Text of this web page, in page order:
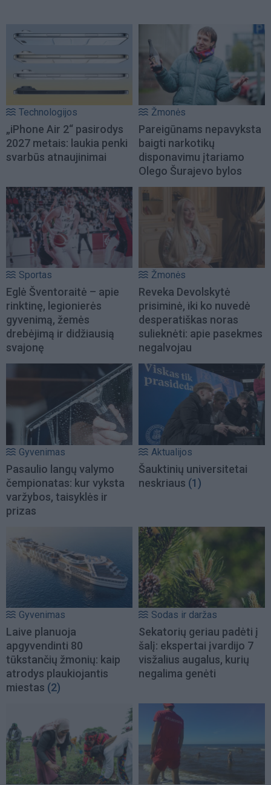
Technologijos
„iPhone Air 2“ pasirodys
2027 metais: laukia penki
svarbūs atnaujinimai
Žmonės
Pareigūnams nepavyksta
baigti narkotikų
disponavimu įtariamo
Olego Šurajevo bylos
Sportas
Eglė Šventoraitė – apie
rinktinę, legionierės
gyvenimą, žemės
drebėjimą ir didžiausią
svajonę
Žmonės
Reveka Devolskytė
prisiminė, iki ko nuvedė
desperatiškas noras
sulieknėti: apie pasekmes
negalvojau
Gyvenimas
Pasaulio langų valymo
čempionatas: kur vyksta
varžybos, taisyklės ir
prizas
Aktualijos
Šauktinių universitetai
neskriaus (1)
Gyvenimas
Laive planuoja
apgyvendinti 80
tūkstančių žmonių: kaip
atrodys plaukiojantis
miestas (2)
Sodas ir daržas
Sekatorių geriau padėti į
šalį: ekspertai įvardijo 7
visžalius augalus, kurių
negalima genėti